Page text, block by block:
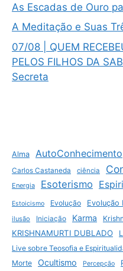
As Escadas de Ouro
A Meditação e Suas
07/08 | QUEM
PELOS FILHOS DA
Secreta
Alma AutoConhecimento
Carlos Castaneda ciência
Energia Esoterismo
Estoicismo Evolução Evolução
ilusão Iniciação Karma
KRISHNAMURTI DUBLADO
Live sobre Teosofia e
Morte Ocultismo Percepção